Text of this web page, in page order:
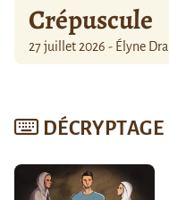
Crépuscule
27 juillet 2026 - Élyne
DÉCRYPTAGE